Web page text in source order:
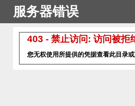
服务器错误
403 - 禁止访问: 访问被拒
您无权使用所提供的凭据查看此目录或